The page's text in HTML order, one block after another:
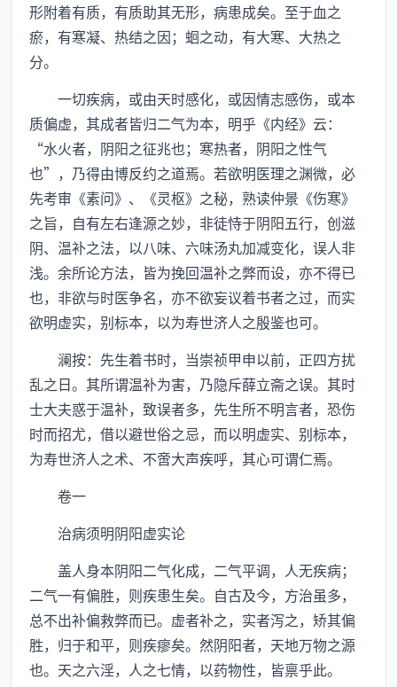
形附着有质，有质助其无形，病患成矣。至于血之
瘀，有寒凝、热结之因；蛔之动，有大寒、大热之
分。
一切疾病，或由天时感化，或因情志感伤，或本
质偏虚，其成者皆归二气为本，明乎《内经》云：
“水火者，阴阳之征兆也；寒热者，阴阳之性气
也”，乃得由博反约之道焉。若欲明医理之渊微，必
先考审《素问》、《灵枢》之秘，熟读仲景《伤寒》
之旨，自有左右逢源之妙，非徒恃于阴阳五行，创滋
阴、温补之法，以八味、六味汤丸加减变化，误人非
浅。余所论方法，皆为挽回温补之弊而设，亦不得已
也，非欲与时医争名，亦不欲妄议着书者之过，而实
欲明虚实，别标本，以为寿世济人之殷鉴也可。
澜按：先生着书时，当崇祯甲申以前，正四方扰
乱之日。其所谓温补为害，乃隐斥薛立斋之误。其时
士大夫惑于温补，致误者多，先生所不明言者，恐伤
时而招尤，借以避世俗之忌，而以明虚实、别标本，
为寿世济人之术、不啻大声疾呼，其心可谓仁焉。
卷一
治病须明阴阳虚实论
盖人身本阴阳二气化成，二气平调，人无疾病；
二气一有偏胜，则疾患生矣。自古及今，方治虽多，
总不出补偏救弊而已。虚者补之，实者泻之，矫其偏
胜，归于和平，则疾瘳矣。然阴阳者，天地万物之源
也。天之六淫，人之七情，以药物性，皆禀乎此。